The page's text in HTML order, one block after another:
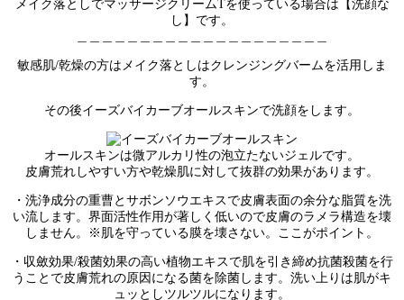
メイク落としでマッサージクリームTを使っている場合は【洗顔な
し】です。
敏感肌/乾燥の方はメイク落としはクレンジングバームを活用しま
す。
その後イーズバイカーブオールスキンで洗顔をします。
オールスキンは微アルカリ性の泡立たないジェルです。
皮膚荒れしやすい方や乾燥肌に対して抜群の効果があります。
・洗浄成分の重曹とサボンソウエキスで皮膚表面の余分な脂質を洗
い流します。界面活性作用が著しく低いので皮膚のラメラ構造を壊
しません。※肌を守っている膜を壊さない。ここがポイント。
・収斂効果/殺菌効果の高い植物エキスで肌を引き締め抗菌殺菌を行
うことで皮膚荒れの原因になる菌を除菌します。洗い上りは肌がキ
ュッとしツルツルになります。